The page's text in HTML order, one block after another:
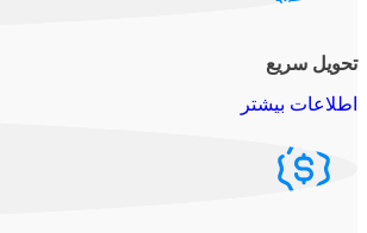
تحویل سریع
اطلاعات بیشتر